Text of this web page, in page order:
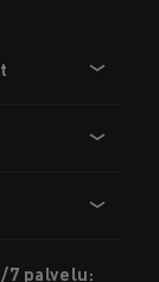
7 palvelu: